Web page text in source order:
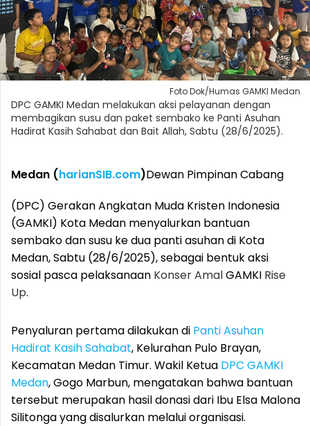
Foto Dok/Humas GAMKI Medan
DPC GAMKI Medan melakukan aksi pelayanan dengan
membagikan susu dan paket sembako ke Panti Asuhan
Hadirat Kasih Sahabat dan Bait Allah, Sabtu (28/6/2025).
Medan (harianSIB.com)Dewan Pimpinan Cabang
(DPC) Gerakan Angkatan Muda Kristen Indonesia
(GAMKI) Kota Medan menyalurkan bantuan
sembako dan susu ke dua panti asuhan di Kota
Medan, Sabtu (28/6/2025), sebagai bentuk aksi
sosial pasca pelaksanaan Konser AmalGAMKI Rise
Up.
Penyaluran pertama dilakukan di Panti Asuhan
Hadirat Kasih Sahabat, Kelurahan Pulo Brayan,
Kecamatan Medan Timur. Wakil Ketua DPC GAMKI
Medan, Gogo Marbun, mengatakan bahwa bantuan
tersebut merupakan hasil donasi dari Ibu Elsa Malona
Silitonga yang disalurkan melalui organisasi.